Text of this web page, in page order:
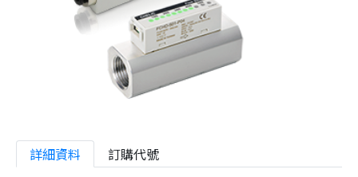
詳細資料 訂購代號